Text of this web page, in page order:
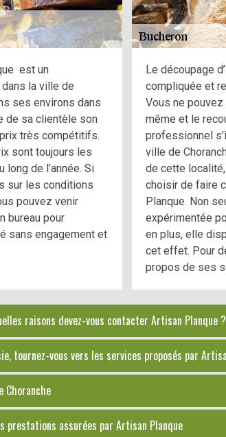
est un
la ville de
ses environs dans
de sa clientèle son
très compétitifs.
sont toujours les
long de l’année. Si
sur les conditions
pouvez venir
bureau pour
sans engagement et
Le découpage
compliquée et
Vous ne
même et le
professionnel
ville de
de cette
choisir de faire
Planque. Non
expérimentée
en plus, elle
cet effet. Pour
propos de ses
raisons devez-vous contacter Artisan Planque ?
tournez-vous vers les services proposés par
Choranche
prestations assurées par Artisan Planque